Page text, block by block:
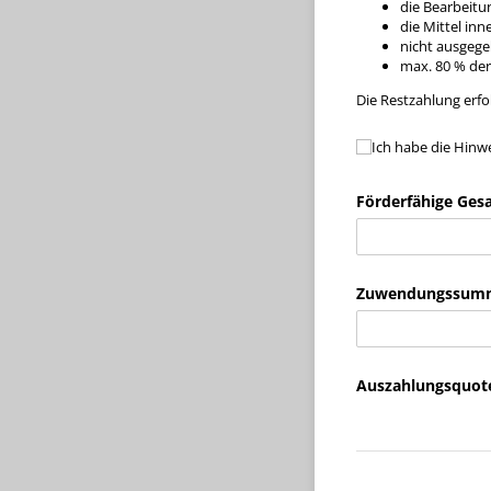
die
die Mittel
nicht
max. 80 %
Die Restzahlung
Ich habe die
Ich habe die
Förderfähige